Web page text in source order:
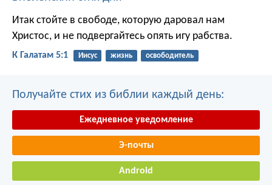
Итак стойте в свободе, которую даровал нам
Христос, и не подвергайтесь опять игу рабства.
К Галатам 5:1 Иисус жизнь освободитель
Получайте стих из библии каждый день:
Ежедневное уведомление
Э-почты
Android